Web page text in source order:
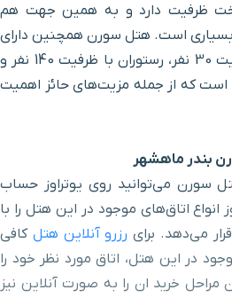
بندر ماهشهر 200 تخت ظرفیت دارد و به همین جهت هم
بسیاری است. هتل سورن همچنین دارای
مواردی از جمله لابی به ظرفیت 30 نفر، رستوران با ظرفیت 140 نفر و
با ظرفیت 25 خودرو است که از جمله مزیت‌های حائز اهمیت
بندر ماهشهر
سورن می‌توانید روی یوتراوز حساب
انواع اتاق‌های موجود در این هتل را با
می‌دهد. برای رزرو آنلاین هتل کافی
در این هتل، اتاق مورد نظر خود را
مراحل خرید ان را به صورت آنلاین نیز